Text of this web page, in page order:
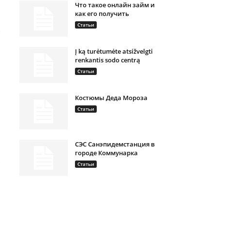
Что такое онлайн займ и
как его получить
Статьи
Į ką turėtumėte atsižvelgti
renkantis sodo centrą
Статьи
Костюмы Деда Мороза
Статьи
СЭС Санэпидемстанция в
городе Коммунарка
Статьи